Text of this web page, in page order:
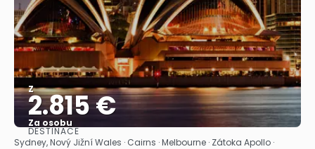
Z
2.815 €
Za osobu
Zobrazit
DESTINACE
Sydney, Nový Jižní Wales · Cairns · Melbourne · Zátoka Apollo ·